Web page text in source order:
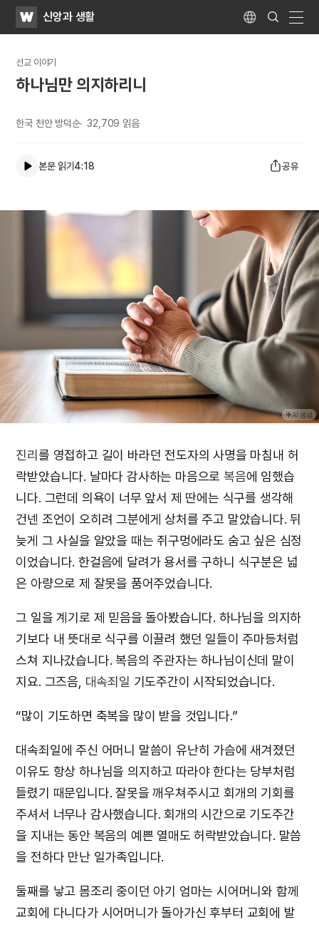
WATV신앙과 생활 Language
Search
Submit
선교 이야기
하나님만 의지하리니
한국 천안 방덕순 32,709 읽음
본문 읽기4:18 공유
AI 생성
진리를 영접하고 길이 바라던 전도자의 사명을 마침내 허
락받았습니다. 날마다 감사하는 마음으로 복음에 임했습
니다. 그런데 의욕이 너무 앞서 제 딴에는 식구를 생각해
건넨 조언이 오히려 그분에게 상처를 주고 말았습니다. 뒤
늦게 그 사실을 알았을 때는 쥐구멍에라도 숨고 싶은 심정
이었습니다. 한걸음에 달려가 용서를 구하니 식구분은 넓
은 아량으로 제 잘못을 품어주었습니다.
그 일을 계기로 제 믿음을 돌아봤습니다. 하나님을 의지하
기보다 내 뜻대로 식구를 이끌려 했던 일들이 주마등처럼
스쳐 지나갔습니다. 복음의 주관자는 하나님이신데 말이
지요. 그즈음, 대속죄일 기도주간이 시작되었습니다.
“많이 기도하면 축복을 많이 받을 것입니다.”
대속죄일에 주신 어머니 말씀이 유난히 가슴에 새겨졌던
이유도 항상 하나님을 의지하고 따라야 한다는 당부처럼
들렸기 때문입니다. 잘못을 깨우쳐주시고 회개의 기회를
주셔서 너무나 감사했습니다. 회개의 시간으로 기도주간
을 지내는 동안 복음의 예쁜 열매도 허락받았습니다. 말씀
을 전하다 만난 일가족입니다.
둘째를 낳고 몸조리 중이던 아기 엄마는 시어머니와 함께
교회에 다니다가 시어머니가 돌아가신 후부터 교회에 발